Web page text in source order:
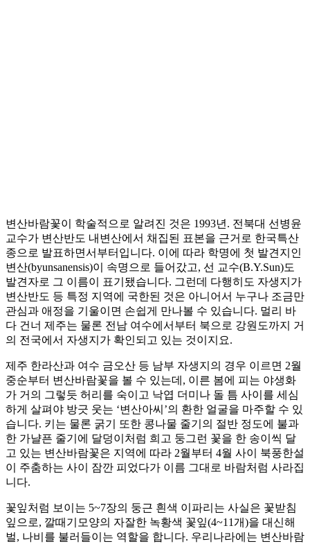
변산바람꽃이 학술적으로 알려진 것은 1993년. 전북대 선병윤
교수가 변산반도 내변산에서 채집된 표본을 근거로 한국특산
종으로 발표하면서부터입니다. 이에 따라 학명에 첫 발견지인
변산(byunsanensis)이 속명으로 들어갔고, 선 교수(B.Y.Sun)도
발견자로 그 이름이 표기됐습니다. 그런데 다행히도 자생지가
변산반도 등 특정 지역에 국한된 것은 아니어서 누구나 조금만
관심과 애정을 기울이면 손쉽게 만나볼 수 있습니다. 멀리 바
다 건너 제주는 물론 전남 여수에서부터 북으로 강원도까지 거
의 전국에서 자생지가 확인되고 있는 것이지요.
제주 한라산과 여수 금오산 등 남부 자생지의 경우 이르면 2월
중순부터 변산바람꽃을 볼 수 있는데, 이른 봄에 피는 야생화
가 거의 그렇듯 허리를 숙이고 낙엽 더미나 돌 틈 사이를 세심
하게 살펴야 방긋 웃는 ‘변산아씨’의 환한 얼굴을 마주할 수 있
습니다. 키는 물론 굵기 또한 콩나물 줄기의 절반 정도에 불과
한 가냘픈 줄기에 달덩이처럼 희고 둥그런 꽃을 한 송이씩 달
고 있는 변산바람꽃은 지역에 따라 2월부터 4월 사이 북풍한설
이 주춤하는 사이 잠깐 피었다가 이름 그대로 바람처럼 사라집
니다.
꽃잎처럼 보이는 5~7장의 둥근 흰색 이파리는 사실은 꽃받침
잎으로, 깔때기모양의 자잘한 녹황색 꽃잎(4~11개)을 대신해
벌, 나비를 불러들이는 역할을 합니다. 우리나라에는 변산바람